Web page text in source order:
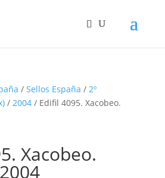
/ Sellos España / 2º
/ 2004/ Edifil 4095. Xacobeo.
Xacobeo.